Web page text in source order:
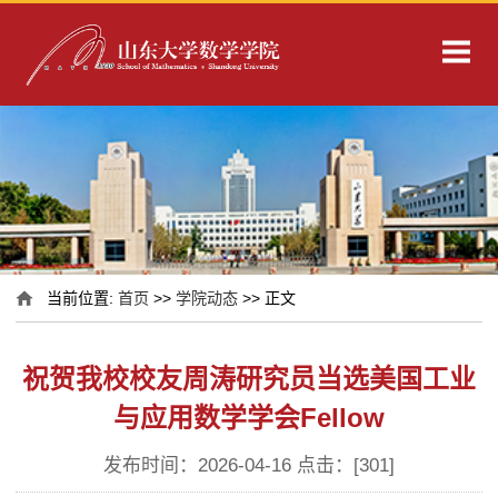
当前位置:首页 >>学院动态 >> 正文
祝贺我校校友周涛研究员当选美国工业
与应用数学学会Fellow
发布时间：2026-04-16 点击：[301]